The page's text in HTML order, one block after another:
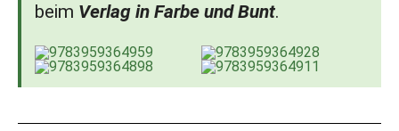
beim Verlag in Farbe und Bunt.